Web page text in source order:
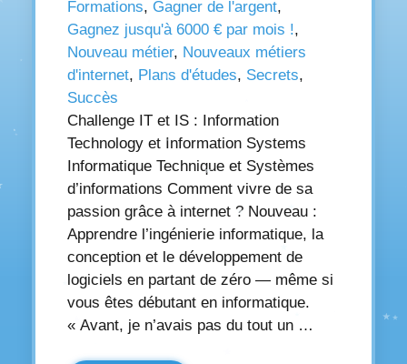
Formations, Gagner de l'argent,
Gagnez jusqu'à 6000 € par mois !,
Nouveau métier, Nouveaux métiers
d'internet, Plans d'études, Secrets,
Succès
Challenge IT et IS : Information
Technology et Information Systems
Informatique Technique et Systèmes
d’informations Comment vivre de sa
passion grâce à internet ? Nouveau :
Apprendre l’ingénierie informatique, la
conception et le développement de
logiciels en partant de zéro — même si
vous êtes débutant en informatique.
« Avant, je n’avais pas du tout un …